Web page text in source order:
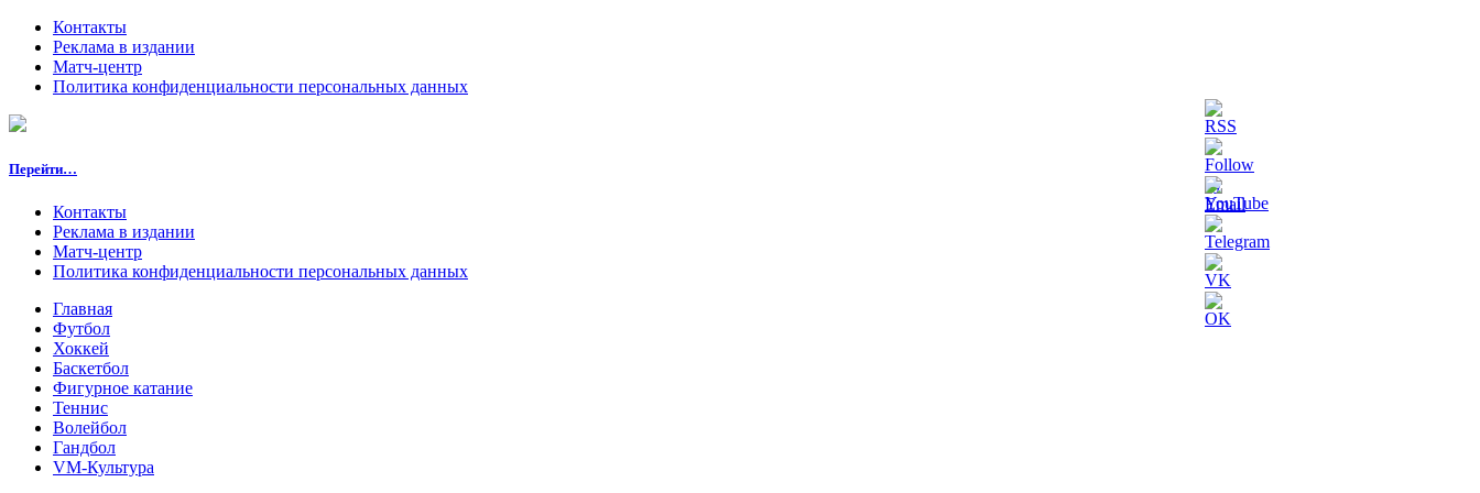
Контакты
Реклама в издании
Матч-центр
Политика конфиденциальности персональных данных
Перейти…
Контакты
Реклама в издании
Матч-центр
Политика конфиденциальности персональных данных
Главная
Футбол
Хоккей
Баскетбол
Фигурное катание
Теннис
Волейбол
Гандбол
VM-Культура